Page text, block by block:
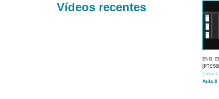
Vídeos recentes
ENG.
Diego
Aula 8